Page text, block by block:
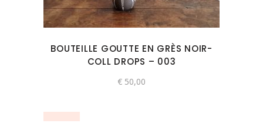
BOUTEILLE GOUTTE EN GRÈS NOIR-
COLL DROPS – 003
€ 50,00